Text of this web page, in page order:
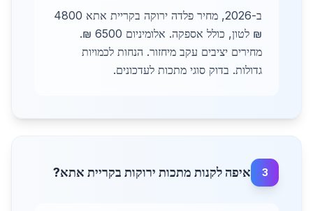
ב-2026, מחיר פלדה ירוקה בקריית אתא 4800
₪ לטון, כולל אספקה. אלומיניום 6500 ₪.
מחירים יציבים עקב מיחזור. הנחות לכמויות
גדולות. בדוק סוגי מתכות לעדכונים.
3 איפה לקנות מתכות ירוקות בקריית אתא?